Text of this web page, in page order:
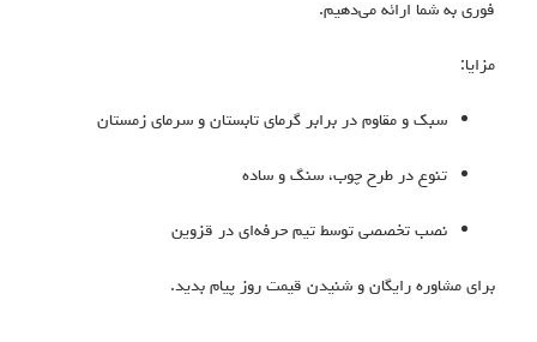
فوری به شما ارائه می‌دهیم.
مزایا:
سبک و مقاوم در برابر گرمای تابستان و سرمای زمستان
تنوع در طرح چوب، سنگ و ساده
نصب تخصصی توسط تیم حرفه‌ای در قزوین
برای مشاوره رایگان و شنیدن قیمت روز پیام بدید.